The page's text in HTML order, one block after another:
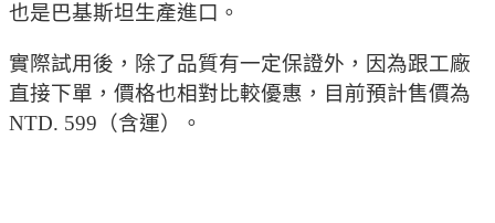
也是巴基斯坦生產進口。
實際試用後，除了品質有一定保證外，因為跟工廠
直接下單，價格也相對比較優惠，目前預計售價為
NTD. 599（含運）。